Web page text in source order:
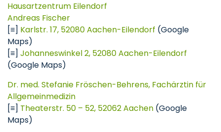
Hausartzentrum Eilendorf
Andreas Fischer
[≡] Karlstr. 17, 52080 Aachen-Eilendorf (Google
Maps)
[≡] Johanneswinkel 2, 52080 Aachen-Eilendorf
(Google Maps)
Dr. med. Stefanie Fröschen-Behrens, Fachärztin für
Allgemeinmedizin
[≡] Theaterstr. 50 – 52, 52062 Aachen (Google
Maps)